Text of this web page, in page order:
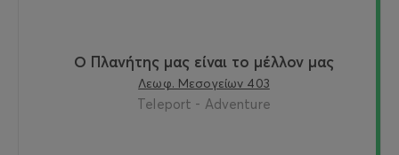
Ο Πλανήτης μας είναι το μέλλον μας
Λεωφ. Μεσογείων 403
Teleport - Adventure